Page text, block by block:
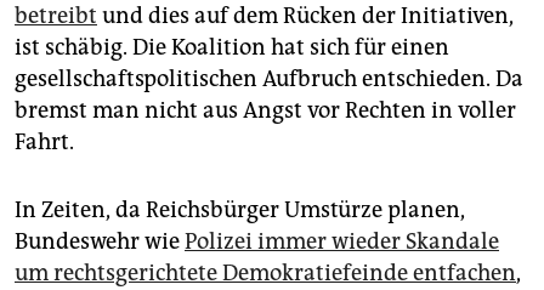
betreibt und dies auf dem Rücken der Initiativen,
ist schäbig. Die Koalition hat sich für einen
gesellschaftspolitischen Aufbruch entschieden. Da
bremst man nicht aus Angst vor Rechten in voller
Fahrt.
In Zeiten, da Reichsbürger Umstürze planen,
Bundeswehr wiePolizei immer wieder Skandale
um rechtsgerichtete Demokratiefeinde entfachen,